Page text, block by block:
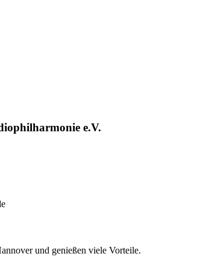
e.V.
und genießen viele Vorteile.